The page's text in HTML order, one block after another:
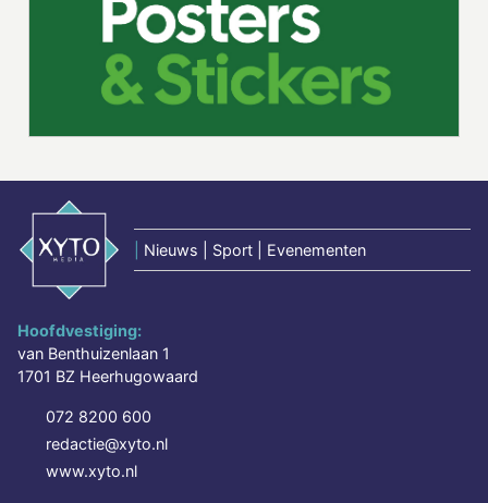
Nieuws | Sport | Evenementen
Hoofdvestiging:
van Benthuizenlaan 1
1701 BZ Heerhugowaard
072 8200 600
redactie@xyto.nl
www.xyto.nl